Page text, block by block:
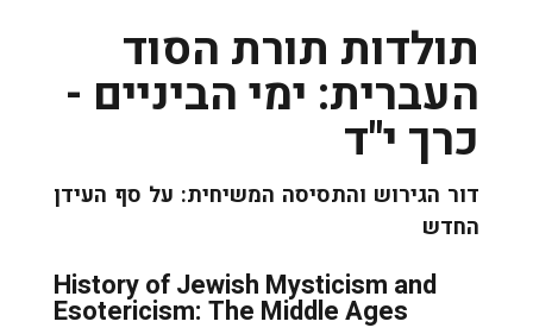
תולדות תורת הסוד
העברית: ימי הביניים -
כרך י"ד
דור הגירוש והתסיסה המשיחית: על סף העידן
החדש
History of Jewish Mysticism and
Esotericism: The Middle Ages